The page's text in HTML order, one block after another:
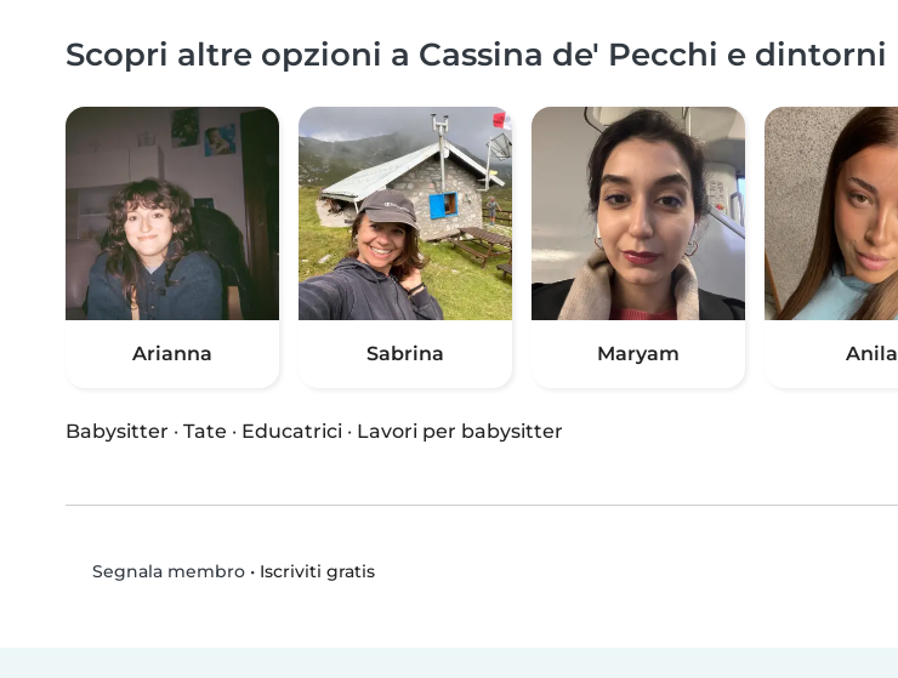
Scopri altre opzioni a Cassina de' Pecchi e dintorni
Arianna Sabrina Maryam Anila
Babysitter · Tate · Educatrici · Lavori per babysitter
Segnala membro• Iscriviti gratis